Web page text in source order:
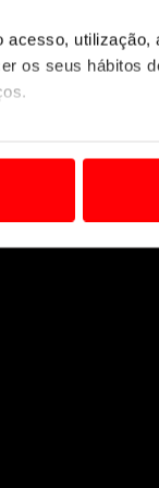
os seus hábitos
a sua
bem como para
relativa